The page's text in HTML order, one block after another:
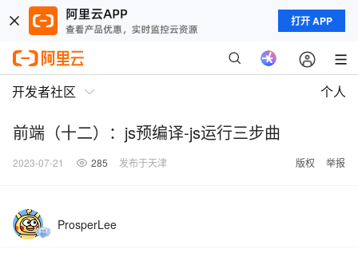
打开 APP
开发者社区 个人
前端（十二）：js预编译-js运行三步曲
2023-07-21 285 发布于天津 版权 举报
ProsperLee